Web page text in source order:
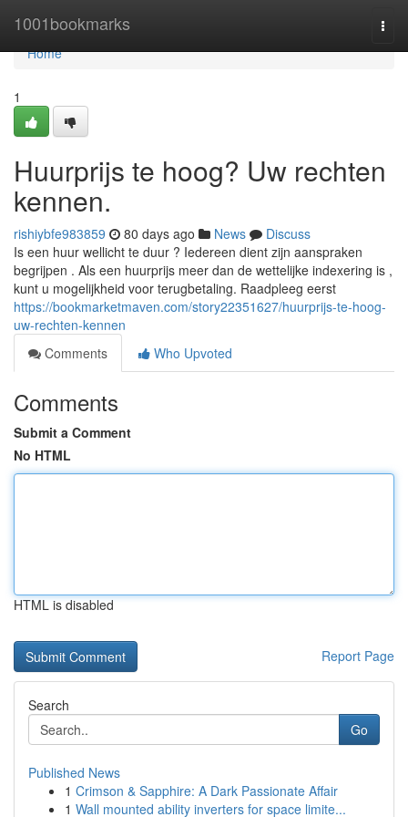
1001bookmarks
Home
Home
1
Huurprijs te hoog? Uw rechten
kennen.
rishiybfe983859 80 days ago News
Discuss
Is een huur wellicht te duur ? Iedereen dient zijn aanspraken
begrijpen . Als een huurprijs meer dan de wettelijke indexering is ,
kunt u mogelijkheid voor terugbetaling. Raadpleeg eerst
https://bookmarketmaven.com/story22351627/huurprijs-te-hoog-
uw-rechten-kennen
Comments
Who Upvoted
Comments
Submit a Comment
No HTML
HTML is disabled
Report Page
Search
Go
Published News
1 Crimson & Sapphire: A Dark Passionate Affair
1 Wall mounted ability inverters for space limite...